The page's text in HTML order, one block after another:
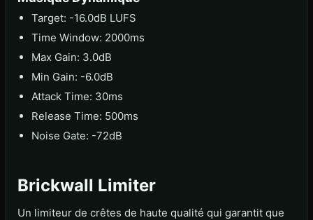
Target: -16.0dB LUFS
Time Window: 2000ms
Max Gain: 3.0dB
Min Gain: -6.0dB
Attack Time: 30ms
Release Time: 500ms
Noise Gate: -72dB
Brickwall Limiter
Un limiteur de crêtes de haute qualité qui garantit que